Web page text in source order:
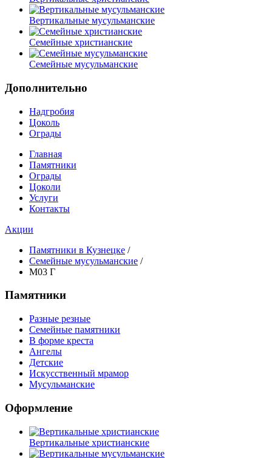
Вертикальные мусульманские
Семейные христианские
Семейные мусульманские
Дополнительно
Надгробия
Цоколь
Ограды
Главная
Памятники
Ограды
Цоколи
Услуги
Контакты
Акции
Памятники в Кузнецке /
Семейные мусульманские /
М03 Г
Памятники
Разные резные
Семейные памятники
В форме креста
Ангелы
Детские
Искусственный мрамор
Мусульманские
Оформление
Вертикальные христианские